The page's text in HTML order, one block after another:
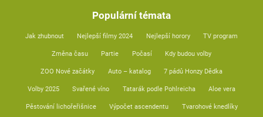
Populární témata
Jak zhubnout Nejlepší filmy 2024 Nejlepší horory TV program
Změna času Partie Počasí Kdy budou volby
ZOO Nové začátky Auto – katalog 7 pádů Honzy Dědka
Volby 2025 Svařené víno Tatarák podle Pohlreicha Aloe vera
Pěstování lichořeřišnice Výpočet ascendentu Tvarohové knedlíky